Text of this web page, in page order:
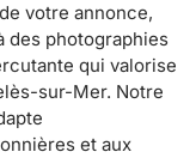
votre annonce,
des photographies
qui valorise
sur-Mer. Notre
et aux